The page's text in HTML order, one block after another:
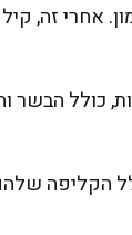
כולל הבשר
הקליפה